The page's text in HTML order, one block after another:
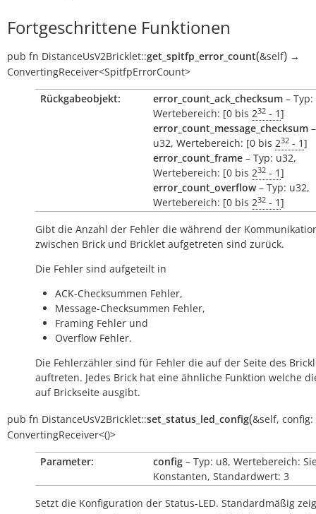
Fortgeschrittene Funktionen
pub fn DistanceUsV2Bricklet::get_spitfp_error_count(&self) →
ConvertingReceiver<SpitfpErrorCount>
Rückgabeobjekt:
error_count_ack_checksum –
Wertebereich: [0 bis 232 - 1]
error_count_message_checksum
u32, Wertebereich: [0 bis 232 - 1]
error_count_frame – Typ: u32,
Wertebereich: [0 bis 232 - 1]
error_count_overflow– Typ: u32,
Wertebereich: [0 bis 232 - 1]
Gibt die Anzahl der Fehler die während der
zwischen Brick und Bricklet aufgetreten sind zurück.
Die Fehler sind aufgeteilt in
ACK-Checksummen Fehler,
Message-Checksummen Fehler,
Framing Fehler und
Overflow Fehler.
Die Fehlerzähler sind für Fehler die auf der Seite des
auftreten. Jedes Brick hat eine ähnliche Funktion welche
auf Brickseite ausgibt.
pub fn DistanceUsV2Bricklet::set_status_led_config(&self, config:
ConvertingReceiver<()>
Parameter:
config – Typ: u8, Wertebereich:
Konstanten, Standardwert: 3
Setzt die Konfiguration der Status-LED. Standardmäßig